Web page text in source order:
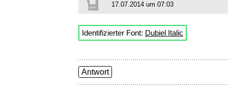
17.07.2014 um 07:03
Identifizierter Font: Dubiel Italic
Antwort